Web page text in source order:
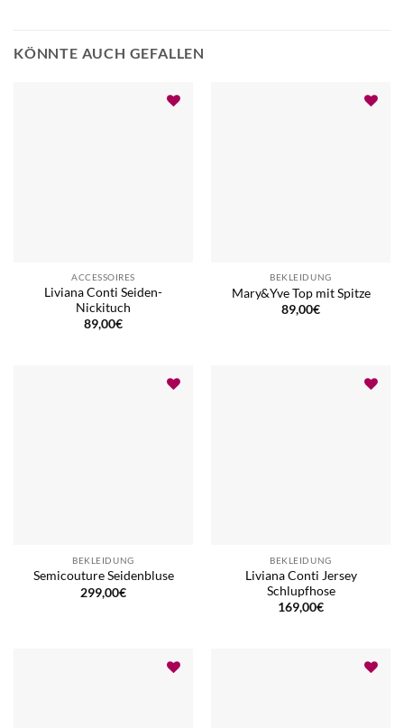
KÖNNTE AUCH GEFALLEN
ACCESSOIRES
Liviana Conti Seiden-
Nickituch
89,00€
BEKLEIDUNG
Mary&Yve Top mit Spitze
89,00€
BEKLEIDUNG
Semicouture Seidenbluse
299,00€
BEKLEIDUNG
Liviana Conti Jersey
Schlupfhose
169,00€